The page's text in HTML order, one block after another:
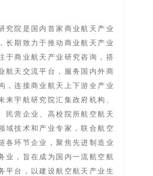
究院是国内首家商业航天产业
长期致力于推动商业航天产业
于商业航天产业研究咨询，搭
航天交流平台，服务国内外商
，连接商业航天上下游全产业
来宇航研究院汇集政府机构、
民营企业、高校院所航空航天
域技术和产业专家，联合航空
各环节企业，聚焦先进制造业
业，旨在成为国内一流航空航
平台，以建设航空航天产业生